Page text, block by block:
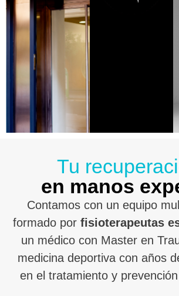
Tu
en manos
Contamos con un equipo
formado por fisioterapeutas
un médico con Master en
medicina deportiva con años
en el tratamiento y